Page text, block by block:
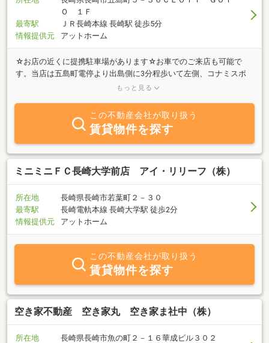
Ｏ １Ｆ
最寄駅
ＪＲ長崎本線 長崎駅 徒歩5分
情報提供元
アットホーム
☆お店の近くに提携駐車場があります☆お車でのご来店も可能で
す。当店は五島町電停より出島側に3分程歩いて左側、コナミスポ
ーツさん隣の赤い看板が目印となっており、近隣には提携駐車場が
辺、長大経済学部周辺、大浦周辺、戸町周辺、南長崎から東長崎エ
リアを担当しております。そしてお客様が、リラックスしてお部屋
をお探し出来るよう、無料駄菓子コーナー、ドリンクサービスを行
っておりますので、お部屋探しの際はぜひ当店へご来店ください。
スタッフ一同、心よりご来店お待ちしております。
もっと見る
この不動産会社が取り扱う
賃貸物件を探す
ミニミニＦＣ長崎大学前店 アイ・リリーフ（株）
所在地
長崎県長崎市若葉町２－３０
最寄駅
長崎電軌本線 長崎大学駅 徒歩2分
情報提供元
アットホーム
この不動産会社が取り扱う
賃貸物件を探す
空き家不動産 空き家丸 空き家ま社中（株）
所在地
長崎県長崎市魚の町２－１６華成ビル３０２